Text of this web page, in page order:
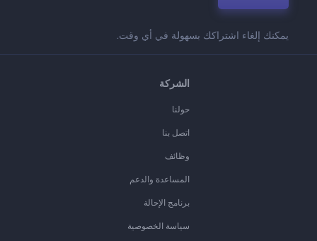
يمكنك إلغاء اشتراكك بسهولة في أي وقت.
الشركة
حولنا
اتصل بنا
وظائف
المساعدة والدعم
برنامج الإحالة
سياسة الخصوصية